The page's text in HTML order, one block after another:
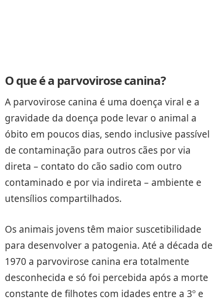
O que é a parvovirose canina?
A parvovirose canina é uma doença viral e a
gravidade da doença pode levar o animal a
óbito em poucos dias, sendo inclusive passível
de contaminação para outros cães por via
direta – contato do cão sadio com outro
contaminado e por via indireta – ambiente e
utensílios compartilhados.
Os animais jovens têm maior suscetibilidade
para desenvolver a patogenia. Até a década de
1970 a parvovirose canina era totalmente
desconhecida e só foi percebida após a morte
constante de filhotes com idades entre a 3º e